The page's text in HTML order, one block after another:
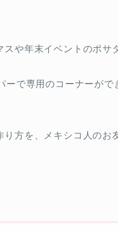
スや年末イベントのポサ
ーで専用のコーナーが
り方を、メキシコ人の